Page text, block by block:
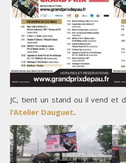
JC, tient un stand ou il vend et
l’Atelier Dauguet.